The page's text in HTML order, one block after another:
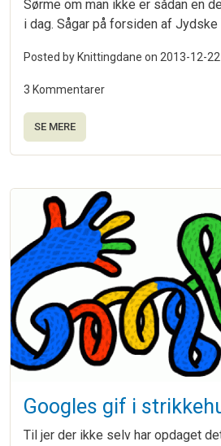
Sørme om man ikke er sådan en
i dag. Sågar på forsiden af
Posted by Knittingdane on 2013-12-22
3 Kommentarer
SE MERE
Googles gif i
Til jer der ikke selv har opdaget